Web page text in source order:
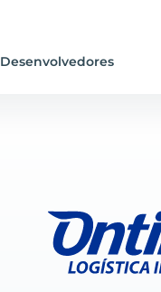
Desenvolvedores